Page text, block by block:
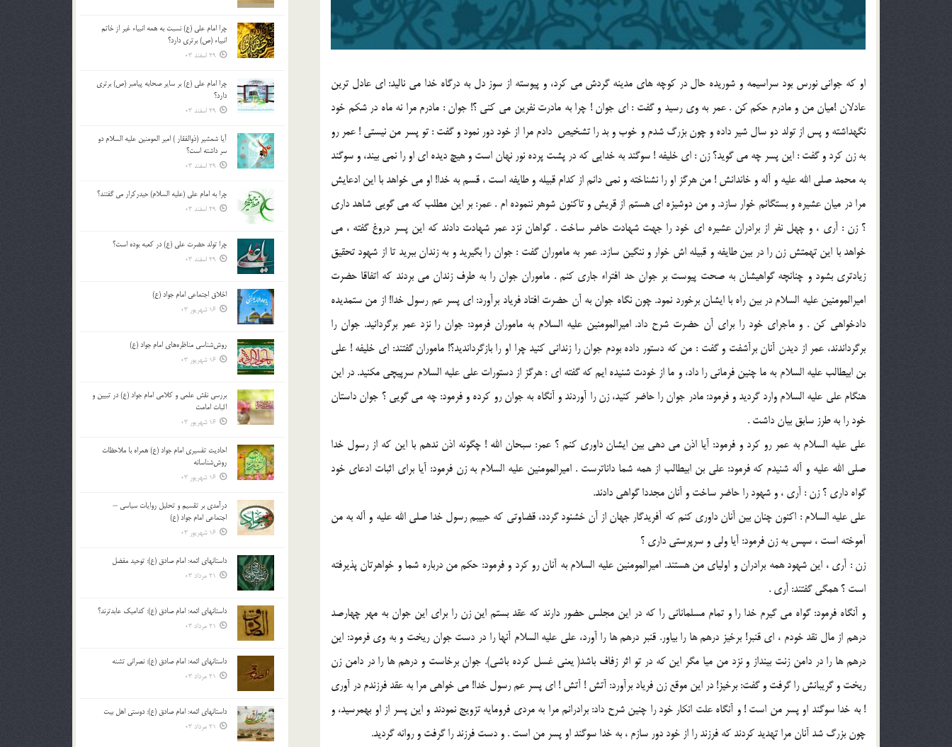
او كه جواني نورس بود سراسيمه و شوريده حال در كوچه هاي مدينه گردش مي كرد، و پيوسته از سوز دل به درگاه خدا مي ناليد: اي عادل ترين
عادلان !ميان من و مادرم حكم كن . عمر به وي رسيد و گفت : اي جوان ! چرا به مادرت نفرين مي كني ؟! جوان : مادرم مرا نه ماه در شكم خود
نگهداشته و پس از تولد دو سال شير داده و چون بزرگ شدم و خوب و بد را تشخيص ‍ دادم مرا از خود دور نمود و گفت : تو پسر من نيستي ! عمر رو
به زن كرد و گفت : اين پسر چه مي گويد؟ زن : اي خليفه ! سوگند به خدايي كه در پشت پرده نور نهان است و هيچ ديده اي او را نمي بيند، و سوگند
به محمد صلي الله عليه و آله و خاندانش ! من هرگز او را نشناخته و نمي دانم از كدام قبيله و طايفه است ، قسم به خدا! او مي خواهد با اين ادعايش
مرا در ميان عشيره و بستگانم خوار سازد. و من دوشيزه اي هستم از قريش و تاكنون شوهر ننموده ام . عمر: بر اين مطلب كه مي گويي شاهد داري
؟ زن : آري ، و چهل نفر از برادران عشيره اي خود را جهت شهادت حاضر ساخت . گواهان نزد عمر شهادت دادند كه اين پسر دروغ گفته ، مي
خواهد با اين تهمتش زن را در بين طايفه و قبيله اش خوار و ننگين سازد. عمر به ماموران گفت : جوان را بگيريد و به زندان ببريد تا از شهود تحقيق
زيادتري بشود و چنانچه گواهيشان به صحت پيوست بر جوان حد افتراء جاري كنم . ماموران جوان را به طرف زندان مي بردند كه اتفاقا حضرت
اميرالمومنين عليه السلام در بين راه با ايشان برخورد نمود. چون نگاه جوان به آن حضرت افتاد فرياد برآورد: اي پسر عم رسول خدا! از من ستمديده
دادخواهي كن . و ماجراي خود را براي آن حضرت شرح داد. اميرالمومنين عليه السلام به ماموران فرمود: جوان را نزد عمر برگردانيد. جوان را
برگرداندند، عمر از ديدن آنان برآشفت و گفت : من كه دستور داده بودم جوان را زنداني كنيد چرا او را بازگردانديد؟! ماموران گفتند: اي خليفه ! علي
بن ابيطالب عليه السلام به ما چنين فرماني را داد، و ما از خودت شنيده ايم كه گفته اي : هرگز از دستورات علي عليه السلام سرپيچي مكنيد. در اين
هنگام علي عليه السلام وارد گرديد و فرمود: مادر جوان را حاضر كنيد، زن را آوردند و آنگاه به جوان رو كرده و فرمود: چه مي گويي ؟ جوان داستان
خود را به طرز سابق بيان داشت .
علي عليه السلام به عمر رو كرد و فرمود: آيا اذن مي دهي بين ايشان داوري كنم ؟ عمر: سبحان الله ! چگونه اذن ندهم با اين كه از رسول خدا
صلي الله عليه و آله شنيدم كه فرمود: علي بن ابيطالب از همه شما داناترست . اميرالمومنين عليه السلام به زن فرمود: آيا براي اثبات ادعاي خود
گواه داري ؟ زن : آري ، و شهود را حاضر ساخت و آنان مجددا گواهي دادند.
علي عليه السلام : اكنون چنان بين آنان داوري كنم كه آفريدگار جهان از آن خشنود گردد، قضاوتي كه حبيبم رسول خدا صلي الله عليه و آله به من
آموخته است ، سپس به زن فرمود: آيا ولي و سرپرستي داري ؟
زن : آري ، اين شهود همه برادران و اولياي من هستند. اميرالمومنين عليه السلام به آنان رو كرد و فرمود: حكم من درباره شما و خواهرتان پذيرفته
است ؟ همگي گفتند: آري .
و آنگاه فرمود: گواه مي گيرم خدا را و تمام مسلماناني را كه در اين مجلس حضور دارند كه عقد بستم اين زن را براي اين جوان به مهر چهارصد
درهم از مال نقد خودم ، اي قنبر! برخيز درهم ها را بياور. قنبر درهم ها را آورد، علي عليه السلام آنها را در دست جوان ريخت و به وي فرمود: اين
درهم ها را در دامن زنت بينداز و نزد من ميا مگر اين كه در تو اثر زفاف باشد( يعني غسل كرده باشي). جوان برخاست و درهم ها را در دامن زن
ريخت و گريبانش را گرفت و گفت: برخيز! در اين موقع زن فرياد برآورد: آتش ! آتش ! اي پسر عم رسول خدا! مي خواهي مرا به عقد فرزندم در آوري
! به خدا سوگند او پسر من است ! و آنگاه علت انكار خود را چنين شرح داد: برادرانم مرا به مردي فرومايه تزويج نمودند و اين پسر از او بهمرسيد، و
چون بزرگ شد آنان مرا تهديد كردند كه فرزند را از خود دور سازم ، به خدا سوگند او پسر من است . و دست فرزند را گرفت و روانه گرديد.
چرا امام علی (ع) نسبت به همه انبیاء غیر از خاتم
انبیاء (ص) برتری دارد؟
29 اسفند 03
چرا امام علی (ع) بر سایر صحابه پیامبر (ص) برتری
دارد؟
29 اسفند 03
آیا شمشیر (ذوالفقار ) امیر المومنین علیه السلام دو
سر داشته است؟
29 اسفند 03
چرا به امام علی (علیه السلام) حیدرکرار می گفتند؟
29 اسفند 03
چرا تولد حضرت علی (ع) در کعبه بوده است؟
29 اسفند 03
اخلاق اجتماعی امام جواد (ع)
16 شهریور 03
روش‌شناسی مناظره‌های امام جواد (ع)
16 شهریور 03
بررسی نقش علمی و کلامی امام جواد (ع) در تبیین و
اثبات امامت
16 شهریور 03
احادیث تفسیری امام جواد (ع) همراه با ملاحظات
روش‌شناسانه
16 شهریور 03
درآمدی بر تقسیم و تحلیل روایات سیاسی –
اجتماعی امام جواد (ع)
16 شهریور 03
داستانهای ائمه: امام صادق (ع): توحید مفضل
21 مرداد 03
داستانهای ائمه: امام صادق (ع): کدامیک عابدترند؟
21 مرداد 03
داستانهای ائمه: امام صادق (ع): نصرانی تشنه
21 مرداد 03
داستانهای ائمه: امام صادق (ع): دوستی اهل بیت
21 مرداد 03